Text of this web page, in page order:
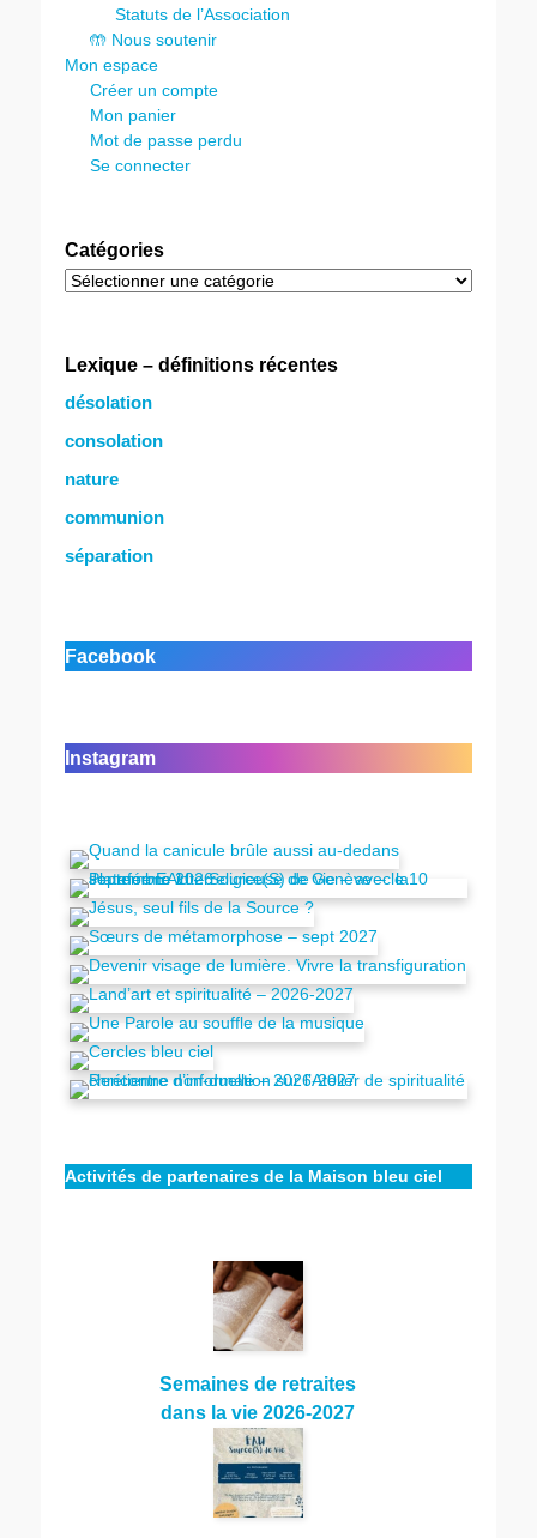
Statuts de l’Association
🤲 Nous soutenir
Mon espace
Créer un compte
Mon panier
Mot de passe perdu
Se connecter
Catégories
Catégories
Lexique – définitions récentes
désolation
consolation
nature
communion
séparation
Facebook
Instagram
Activités de partenaires de la Maison bleu ciel
Semaines de retraites
dans la vie 2026-2027